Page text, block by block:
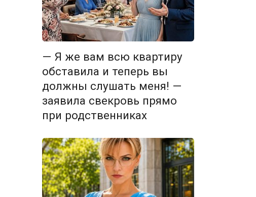
— Я же вам всю квартиру
обставила и теперь вы
должны слушать меня! —
заявила свекровь прямо
при родственниках